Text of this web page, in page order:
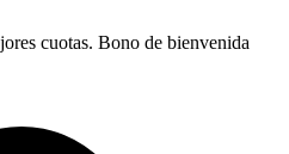
cuotas. Bono de bienvenida